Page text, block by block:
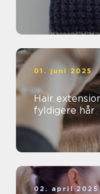
01. juni 2025
Hair
fyldigere hår
02. april 2025